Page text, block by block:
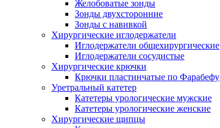
Желобоватые зонды
Зонды двухсторонние
Зонды с навивкой
Хирургические иглодержатели
Иглодержатели общехирургические
Иглодержатели сосудистые
Хирургические крючки
Крючки пластинчатые по Фарабефу
Уретральный катетер
Катетеры урологические мужские
Катетеры урологические женские
Хирургические щипцы